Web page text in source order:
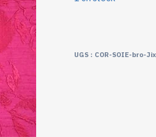
UGS : COR-SOIE-bro-